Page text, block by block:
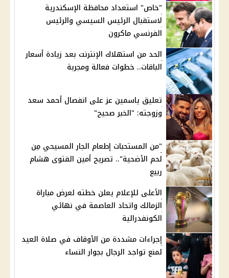
"خاص" استعداد محافظة الإسكندرية
لاستقبال الرئيس السيسي والرئيس
الفرنسي ماكرون
الحد من استهلاك الإنترنت بعد زيادة أسعار
الباقات.. خطوات فعالة ومجربة
تعليق ياسمين عز على انفصال أحمد سعد
وزوجته: "الخبر صحيح"
"من المستحبات إطعام الجار المسيحي مِن
لحم الأضحية".. تصريح أمين الفتوى هشام
ربيع
الأعلى للإعلام يعلن خطته لعرض مباراة
الزمالك واتحاد العاصمة في نهائي
الكونفدرالية
إجراءات مشددة من الأوقاف في صلاة العيد
لمنع تواجد الرجال بجوار النساء